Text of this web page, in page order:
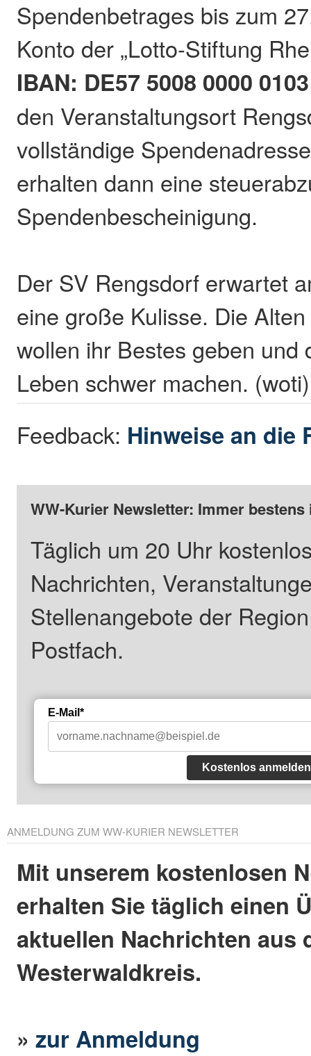
Spendenbetrages bis zum
Konto der „Lotto-Stiftung
IBAN: DE57 5008 0000
den Veranstaltungsort
vollständige
erhalten dann eine
Spendenbescheinigung.
Der SV Rengsdorf erwartet
eine große Kulisse. Die
wollen ihr Bestes geben und
Leben schwer machen. (woti)
Feedback: Hinweise an die
WW-Kurier Newsletter: Immer
Täglich um 20 Uhr
Nachrichten,
Stellenangebote der
Postfach.
E-Mail*
Kostenlos anmelden
ANMELDUNG ZUM WW-KURIER NEWSLETTER
Mit unserem kostenlosen
erhalten Sie täglich einen
aktuellen Nachrichten aus
Westerwaldkreis.
»zur Anmeldung